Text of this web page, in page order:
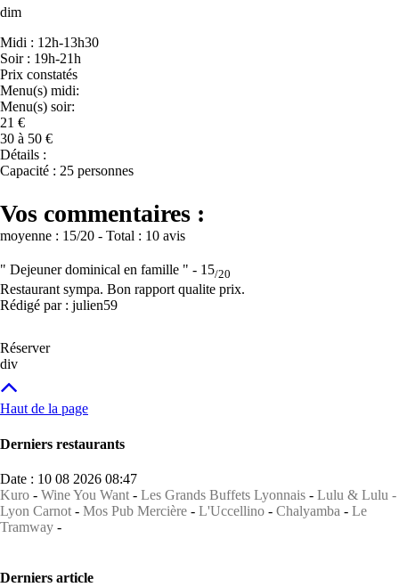
dim
Midi : 12h-13h30
Soir : 19h-21h
Prix constatés
Menu(s) midi:
Menu(s) soir:
21 €
30 à 50 €
Détails :
Capacité : 25 personnes
Vos commentaires :
moyenne : 15/20 - Total : 10 avis
" Dejeuner dominical en famille " - 15/20
Restaurant sympa. Bon rapport qualite prix.
Rédigé par : julien59
Réserver
div
Haut de la page
Derniers restaurants
Date : 10 08 2026 08:47
Kuro - Wine You Want - Les Grands Buffets Lyonnais - Lulu & Lulu -
Lyon Carnot - Mos Pub Mercière - L'Uccellino - Chalyamba - Le
Tramway -
Derniers article